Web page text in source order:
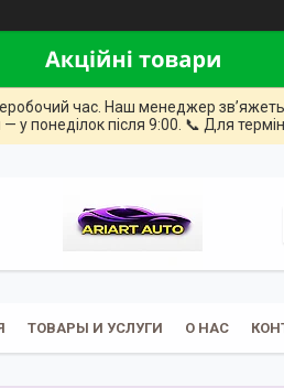
час. Наш менеджер
у понеділок після 9:00. 📞 Для
ТОВАРЫ И УСЛУГИ О НАС